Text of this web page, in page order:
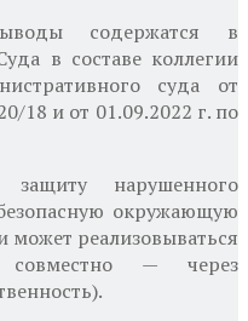
содержатся в
в составе коллегии
суда от
18 и от 01.09.2022 г. по
нарушенного
окружающую
реализовываться
— через